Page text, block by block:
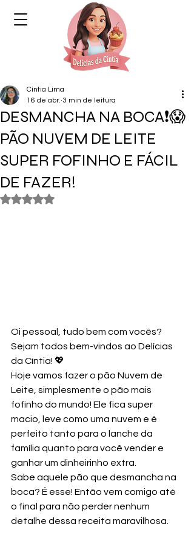
DESMANCHA NA BOCA❗😱
PÃO NUVEM DE LEITE
SUPER FOFINHO E FÁCIL
DE FAZER!
Cíntia Lima
16 de abr. 3 min de leitura
Avaliado com NaN de 5 estrelas.
Oi pessoal, tudo bem com vocês?
Sejam todos bem-vindos ao Delícias
da Cíntia! 💖
Hoje vamos fazer o pão Nuvem de
Leite, simplesmente o pão mais
fofinho do mundo! Ele fica super
macio, leve como uma nuvem e é
perfeito tanto para o lanche da
família quanto para você vender e
ganhar um dinheirinho extra.
Sabe aquele pão que desmancha na
boca? É esse! Então vem comigo até
o final para não perder nenhum
detalhe dessa receita maravilhosa.